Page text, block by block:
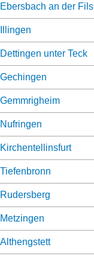
Ebersbach an der Fils
Illingen
Dettingen unter Teck
Gechingen
Gemmrigheim
Nufringen
Kirchentellinsfurt
Tiefenbronn
Rudersberg
Metzingen
Althengstett